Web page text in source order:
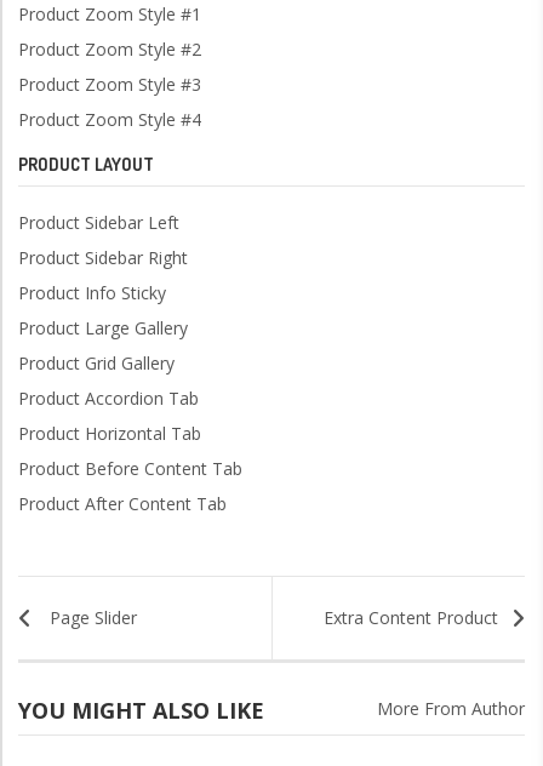
Product Zoom Style #1
Product Zoom Style #2
Product Zoom Style #3
Product Zoom Style #4
PRODUCT LAYOUT
Product Sidebar Left
Product Sidebar Right
Product Info Sticky
Product Large Gallery
Product Grid Gallery
Product Accordion Tab
Product Horizontal Tab
Product Before Content Tab
Product After Content Tab
Page Slider Extra Content Product
YOU MIGHT ALSO LIKE More From Author